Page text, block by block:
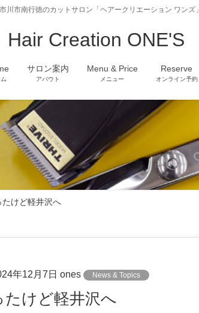
市川市南行徳のカットサロン「ヘアークリエーション ワンズ」
Hair Creation ONE'S
サロン案内
アバウト
Menu & Price
メニュー
Reserve
オンライン予約
けど軽井沢へ
年12月7日 ones News & Topics
たけど軽井沢へ